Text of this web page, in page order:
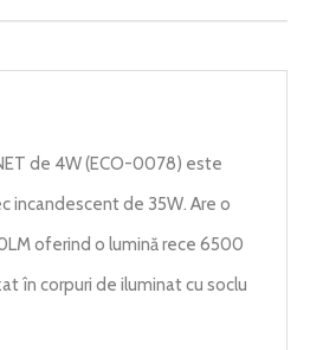
de 4W (ECO-0078) este
incandescent de 35W. Are o
oferind o lumină rece 6500
în corpuri de iluminat cu soclu